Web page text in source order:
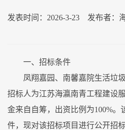
发表时间： 2026-3-23 发布者：
一、招标条件
凤翔嘉园、南馨嘉院生活垃
招标人为江苏海瀛南青工程建设
金来自自筹，出资比例为100%。
件，现对该招标项目进行公开招标